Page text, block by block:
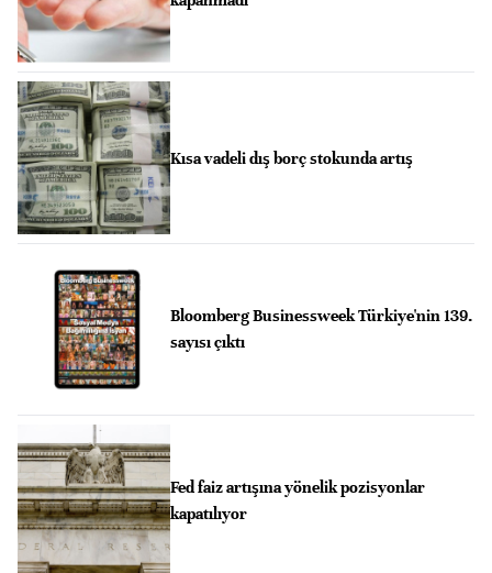
Kısa vadeli dış borç stokunda artış
Bloomberg Businessweek Türkiye'nin 139.
sayısı çıktı
Fed faiz artışına yönelik pozisyonlar
kapatılıyor